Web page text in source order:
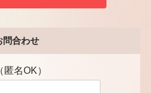
問合わせ
名OK）